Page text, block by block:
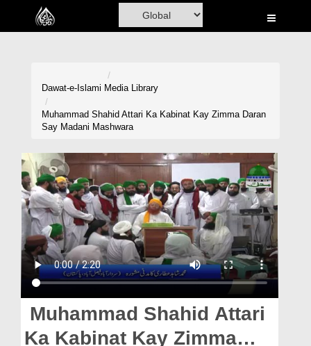
Home
Madani Channel
Volunteer Portal
Rohani Ilaj
Donation
Blog
Magazine
Departments
Our Websites
Dawat-e-Islami Media Library
Muhammad Shahid Attari Ka Kabinat Kay Zimma Daran
Say Madani Mashwara
Muhammad Shahid Attari
Ka Kabinat Kay Zimma